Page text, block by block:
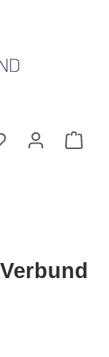
Du hast 0